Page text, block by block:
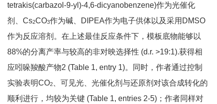
tetrakis(carbazol-9-yl)-4,6-dicyanobenzene)作为光催化
剂、Cs2CO3作为碱、DIPEA作为电子供体以及采用DMSO
作为反应溶剂。在上述最佳反应条件下，模板底物能够以
88%的分离产率与较高的非对映选择性 (d.r. >19:1).获得相
应吲哚羧酸产物2 (Table 1, entry 1)。同时，作者通过控制
实验表明CO2
、可见光、光催化剂与还原剂对该合成转化的
顺利进行，均较为关键 (Table 1, entries 2-5)；作者同样对